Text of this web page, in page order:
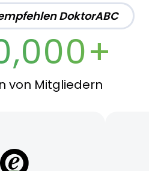
DoktorABC
von Mitgliedern